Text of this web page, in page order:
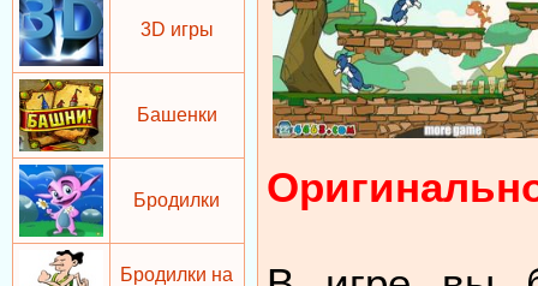
3D игры
Башенки
Бродилки
Бродилки на